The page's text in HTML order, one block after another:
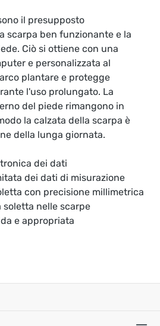
il presupposto
scarpa ben funzionante e la
Ciò si ottiene con una
e personalizzata al
plantare e protegge
l'uso prolungato. La
del piede rimangono in
la calzata della scarpa è
della lunga giornata.
dei dati
dei dati di misurazione
con precisione millimetrica
soletta nelle scarpe
e appropriata